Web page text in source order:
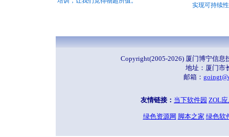
实现可持续
Copyright(2005-2026) 厦门博宁信
地址：厦门
邮箱：
友情链接： 当下软件园 ZOL
绿色资源网 脚本之家 绿色软